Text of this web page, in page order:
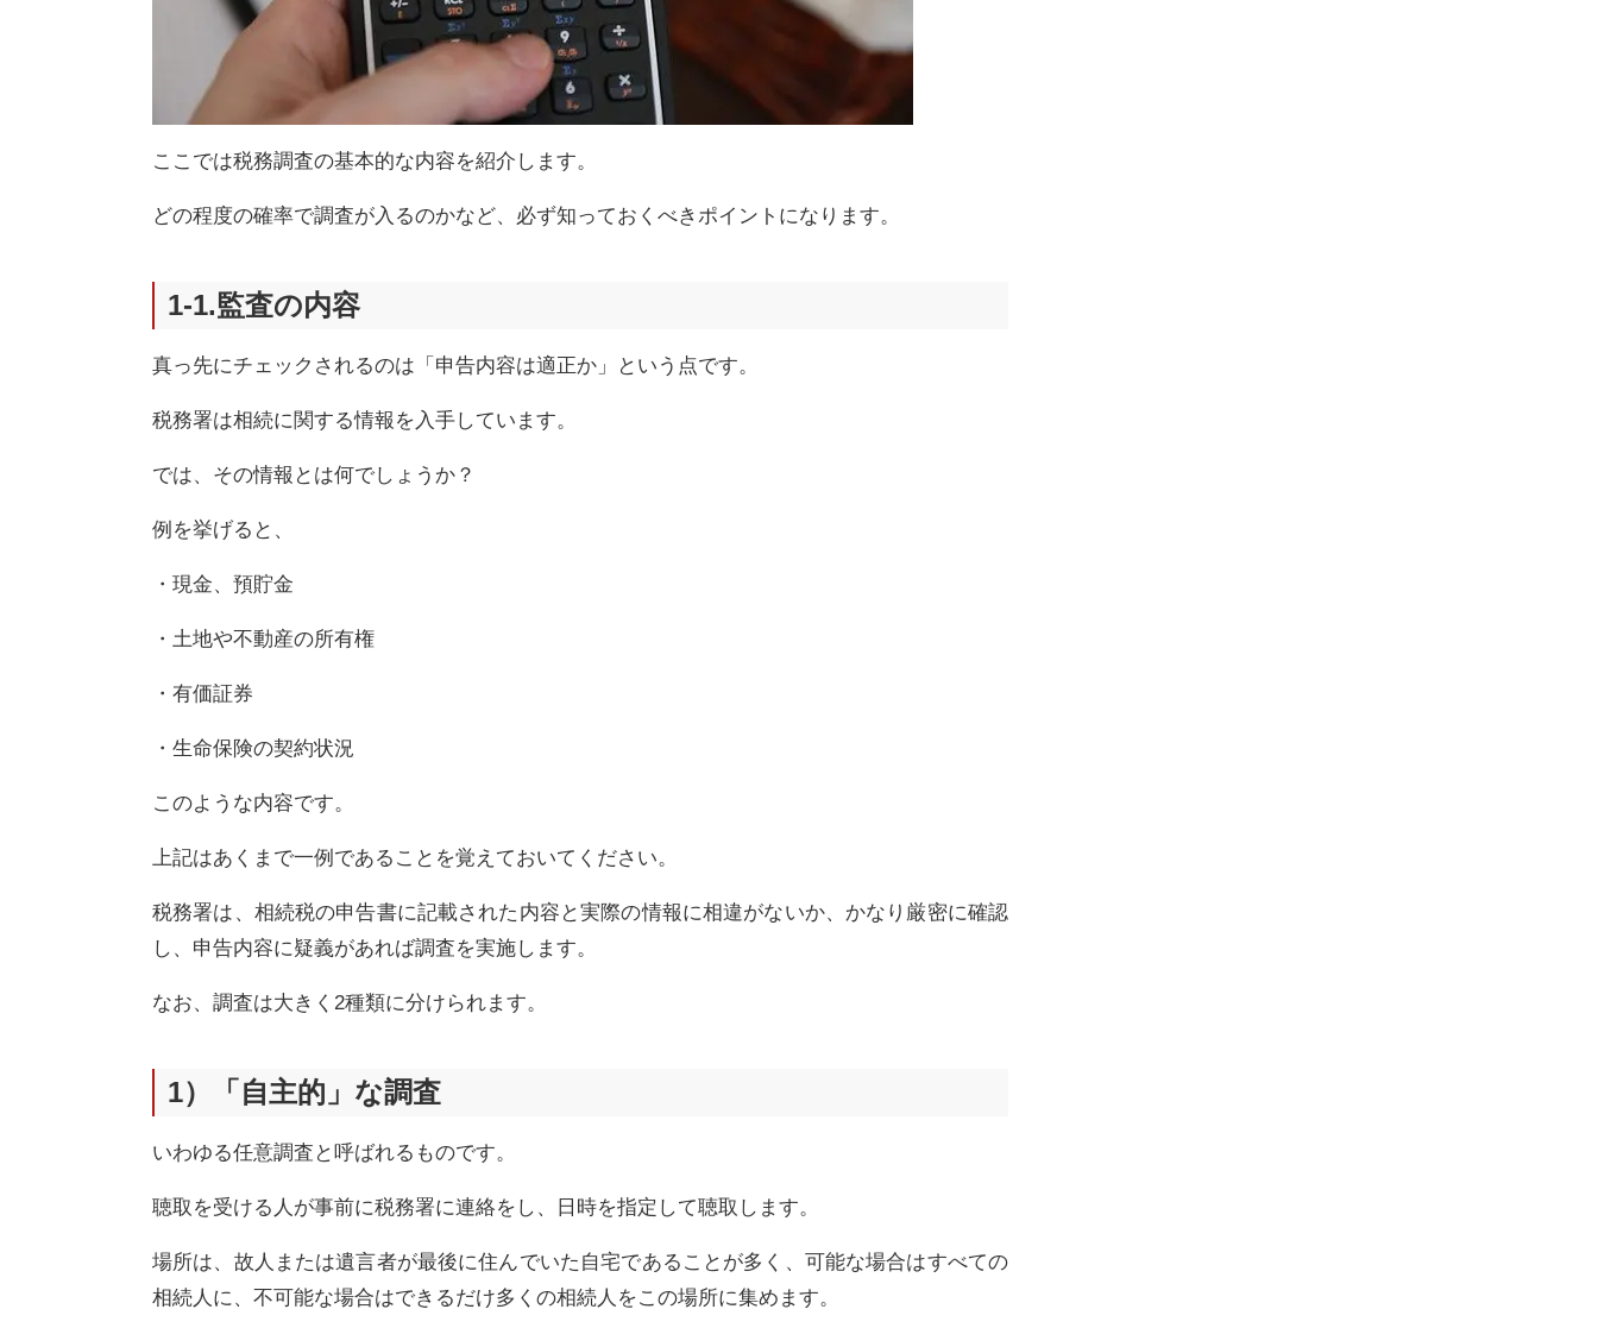
ここでは税務調査の基本的な内容を紹介します。
どの程度の確率で調査が入るのかなど、必ず知っておくべきポイントになります。
1-1.監査の内容
真っ先にチェックされるのは「申告内容は適正か」という点です。
税務署は相続に関する情報を入手しています。
では、その情報とは何でしょうか？
例を挙げると、
・現金、預貯金
・土地や不動産の所有権
・有価証券
・生命保険の契約状況
このような内容です。
上記はあくまで一例であることを覚えておいてください。
税務署は、相続税の申告書に記載された内容と実際の情報に相違がないか、かなり厳密に確認
し、申告内容に疑義があれば調査を実施します。
なお、調査は大きく2種類に分けられます。
1）「自主的」な調査
いわゆる任意調査と呼ばれるものです。
聴取を受ける人が事前に税務署に連絡をし、日時を指定して聴取します。
場所は、故人または遺言者が最後に住んでいた自宅であることが多く、可能な場合はすべての
相続人に、不可能な場合はできるだけ多くの相続人をこの場所に集めます。